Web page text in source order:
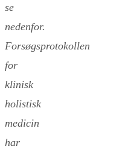
se
nedenfor.
Forsøgsprotokollen
for
klinisk
holistisk
medicin
har